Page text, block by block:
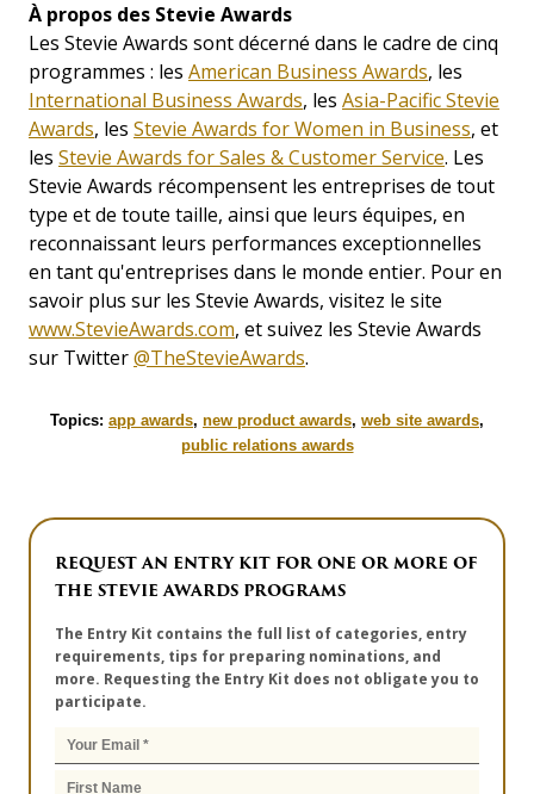
À propos des Stevie Awards
Les Stevie Awards sont décerné dans le cadre de cinq
programmes : les American Business Awards, les
International Business Awards, les Asia-Pacific Stevie
Awards, les Stevie Awards for Women in Business, et
les Stevie Awards for Sales & Customer Service. Les
Stevie Awards récompensent les entreprises de tout
type et de toute taille, ainsi que leurs équipes, en
reconnaissant leurs performances exceptionnelles
en tant qu'entreprises dans le monde entier. Pour en
savoir plus sur les Stevie Awards, visitez le site
www.StevieAwards.com, et suivez les Stevie Awards
sur Twitter@TheStevieAwards.
Topics: app awards, new product awards, web site awards,
public relations awards
REQUEST AN ENTRY KIT FOR ONE OR MORE OF
THE STEVIE AWARDS PROGRAMS
The Entry Kit contains the full list of categories, entry
requirements, tips for preparing nominations, and
more. Requesting the Entry Kit does not obligate you to
participate.